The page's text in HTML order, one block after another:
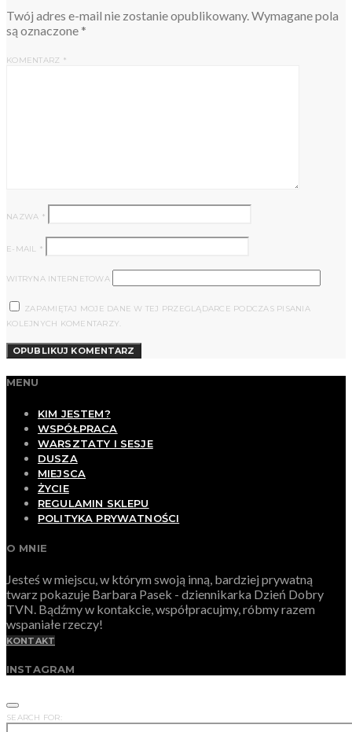
Twój adres e-mail nie zostanie opublikowany.Wymagane pola
są oznaczone *
KOMENTARZ *
NAZWA *
E-MAIL *
WITRYNA INTERNETOWA
ZAPAMIĘTAJ MOJE DANE W TEJ PRZEGLĄDARCE PODCZAS PISANIA
KOLEJNYCH KOMENTARZY.
MENU
KIM JESTEM?
WSPÓŁPRACA
WARSZTATY I SESJE
DUSZA
MIEJSCA
ŻYCIE
REGULAMIN SKLEPU
POLITYKA PRYWATNOŚCI
O MNIE
Jesteś w miejscu, w którym swoją inną, bardziej prywatną
twarz pokazuje Barbara Pasek - dziennikarka Dzień Dobry
TVN. Bądźmy w kontakcie, współpracujmy, róbmy razem
wspaniałe rzeczy!
KONTAKT
INSTAGRAM
SEARCH FOR: